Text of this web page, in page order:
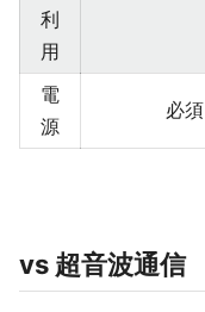
利
用
電
源
必須
vs 超音波通信